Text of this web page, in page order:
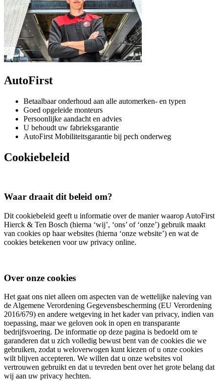
AutoFirst
Betaalbaar onderhoud aan alle automerken- en typen
Goed opgeleide monteurs
Persoonlijke aandacht en advies
U behoudt uw fabrieksgarantie
AutoFirst Mobiliteitsgarantie bij pech onderweg
Cookiebeleid
Waar draait dit beleid om?
Dit cookiebeleid geeft u informatie over de manier waarop AutoFirst
Hierck & Ten Bosch (hierna ‘wij’, ‘ons’ of ‘onze’) gebruik maakt
van cookies op haar websites (hierna ‘onze website’) en wat de
cookies betekenen voor uw privacy online.
Over onze cookies
Het gaat ons niet alleen om aspecten van de wettelijke naleving van
de Algemene Verordening Gegevensbescherming (EU Verordening
2016/679) en andere wetgeving in het kader van privacy, indien van
toepassing, maar we geloven ook in open en transparante
bedrijfsvoering. De informatie op deze pagina is bedoeld om te
garanderen dat u zich volledig bewust bent van de cookies die we
gebruiken, zodat u weloverwogen kunt kiezen of u onze cookies
wilt blijven accepteren. We willen dat u onze websites vol
vertrouwen gebruikt en dat u tevreden bent over het grote belang dat
wij aan uw privacy hechten.